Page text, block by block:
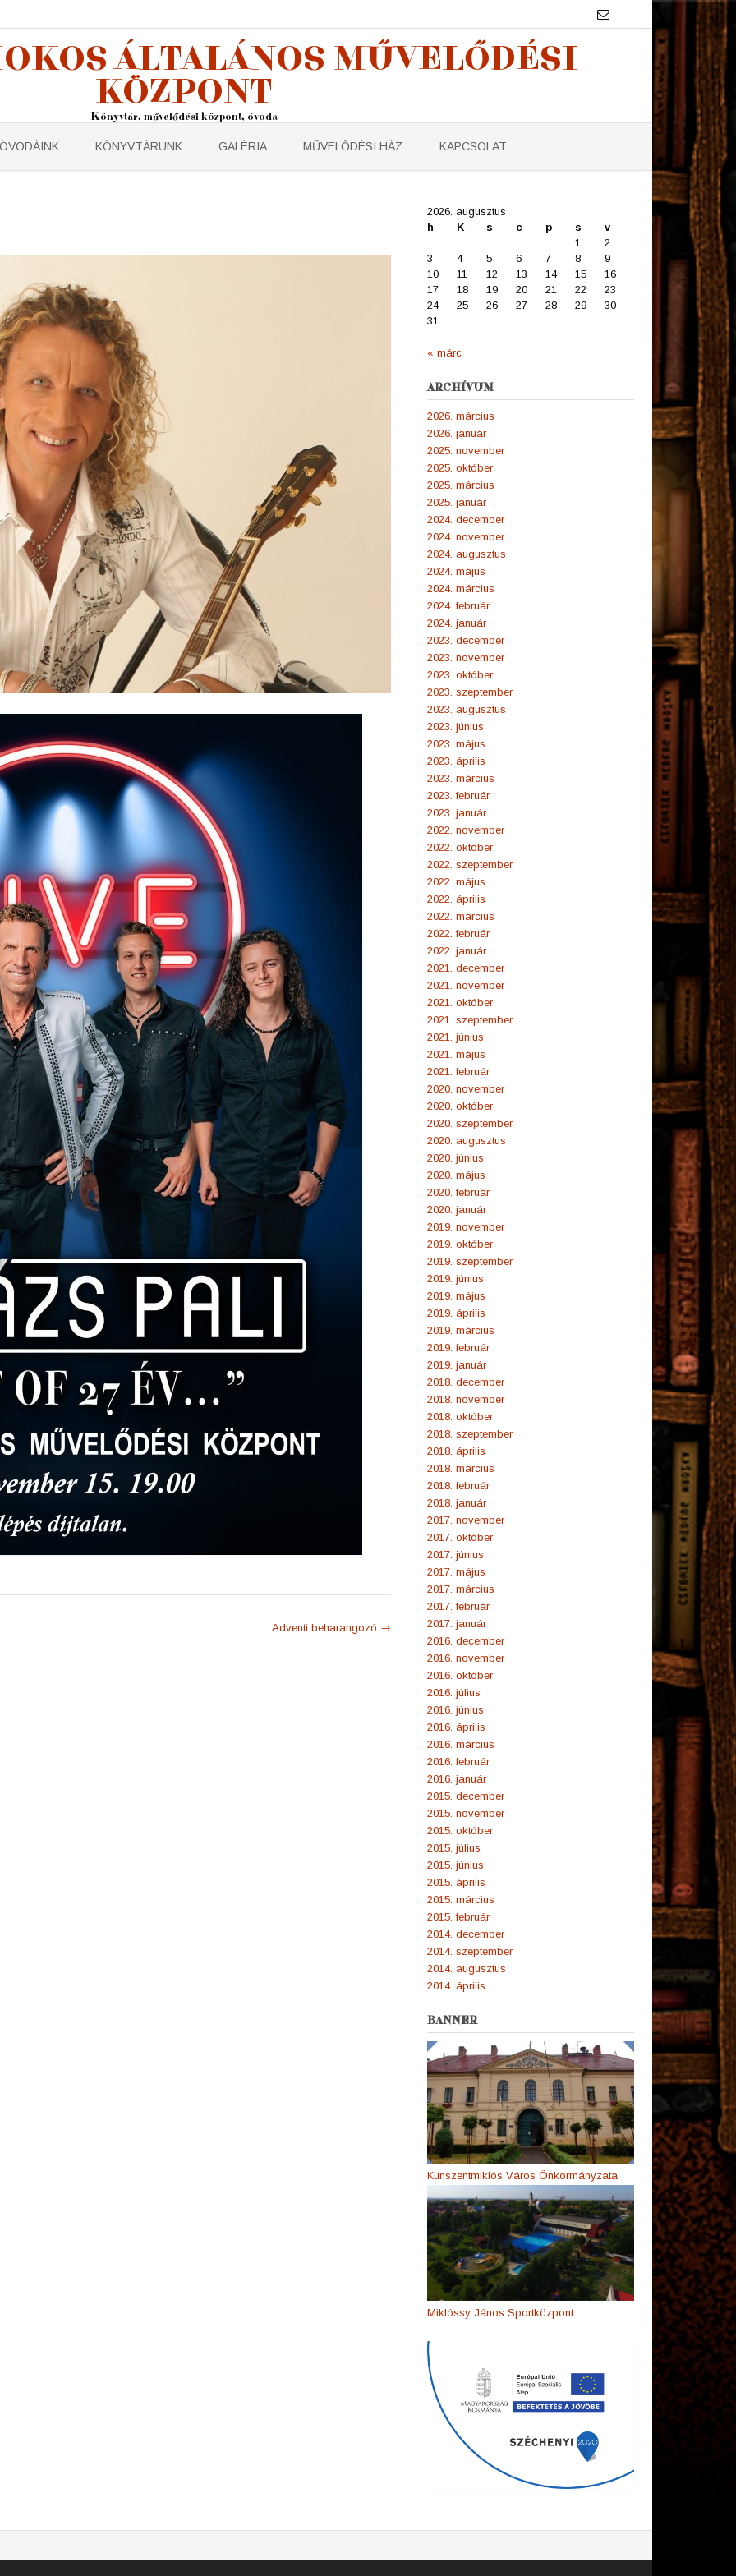
ÁLTALÁNOS MŰVELŐDÉSI
KÖZPONT
Könyvtár, művelődési központ, óvoda
ÓVODÁINK KÖNYVTÁRUNK GALÉRIA MŰVELŐDÉSI HÁZ KAPCSOLAT
Adventi beharangozó →
2026. augusztus
h
K s c p s
v
1
2
3
4 5 6 7 8
9
10
11 12 13 14 15
16
17
18 19 20 21 22
23
24
25 26 27 28 29
30
31
« márc
ARCHÍVUM
2026. március
2026. január
2025. november
2025. október
2025. március
2025. január
2024. december
2024. november
2024. augusztus
2024. május
2024. március
2024. február
2024. január
2023. december
2023. november
2023. október
2023. szeptember
2023. augusztus
2023. június
2023. május
2023. április
2023. március
2023. február
2023. január
2022. november
2022. október
2022. szeptember
2022. május
2022. április
2022. március
2022. február
2022. január
2021. december
2021. november
2021. október
2021. szeptember
2021. június
2021. május
2021. február
2020. november
2020. október
2020. szeptember
2020. augusztus
2020. június
2020. május
2020. február
2020. január
2019. november
2019. október
2019. szeptember
2019. június
2019. május
2019. április
2019. március
2019. február
2019. január
2018. december
2018. november
2018. október
2018. szeptember
2018. április
2018. március
2018. február
2018. január
2017. november
2017. október
2017. június
2017. május
2017. március
2017. február
2017. január
2016. december
2016. november
2016. október
2016. július
2016. június
2016. április
2016. március
2016. február
2016. január
2015. december
2015. november
2015. október
2015. július
2015. június
2015. április
2015. március
2015. február
2014. december
2014. szeptember
2014. augusztus
2014. április
BANNER
Kunszentmiklós Város Önkormányzata
Miklóssy János Sportközpont